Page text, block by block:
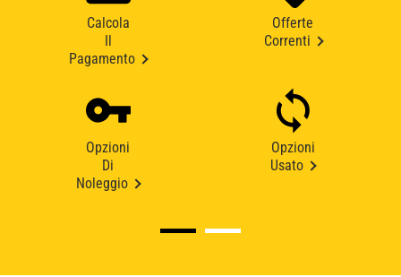
Calcola
Pagamento
Offerte
Correnti
Opzioni
Di
Noleggio
Opzioni
Usato